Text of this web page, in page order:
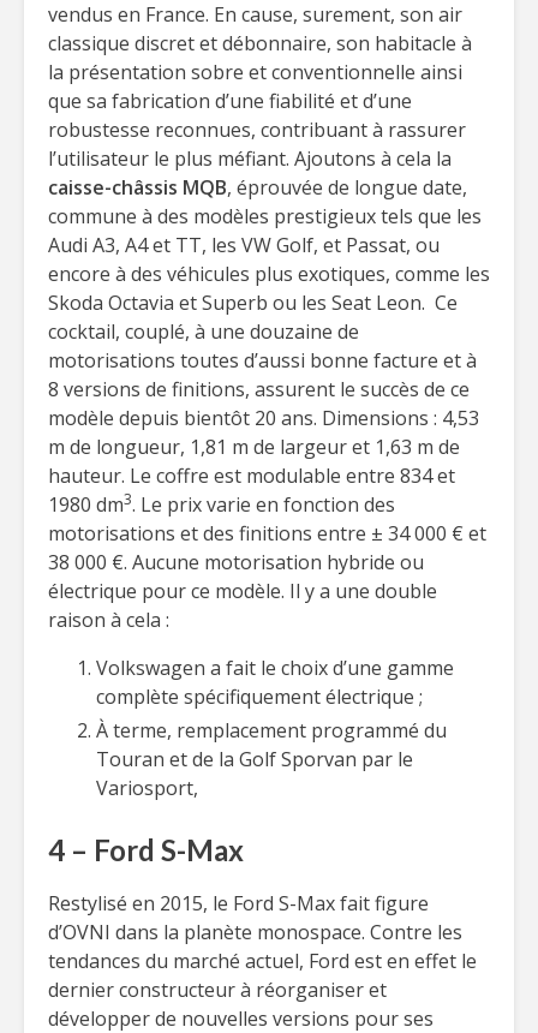
vendus en France. En cause, surement, son air
classique discret et débonnaire, son habitacle à
la présentation sobre et conventionnelle ainsi
que sa fabrication d’une fiabilité et d’une
robustesse reconnues, contribuant à rassurer
l’utilisateur le plus méfiant. Ajoutons à cela la
caisse-châssis MQB, éprouvée de longue date,
commune à des modèles prestigieux tels que les
Audi A3, A4 et TT, les VW Golf, et Passat, ou
encore à des véhicules plus exotiques, comme les
Skoda Octavia et Superb ou les Seat Leon. Ce
cocktail, couplé, à une douzaine de
motorisations toutes d’aussi bonne facture et à
8 versions de finitions, assurent le succès de ce
modèle depuis bientôt 20 ans. Dimensions : 4,53
m de longueur, 1,81 m de largeur et 1,63 m de
hauteur. Le coffre est modulable entre 834 et
1980 dm3. Le prix varie en fonction des
motorisations et des finitions entre ± 34 000 € et
38 000 €. Aucune motorisation hybride ou
électrique pour ce modèle. Il y a une double
raison à cela :
Volkswagen a fait le choix d’une gamme
complète spécifiquement électrique ;
À terme, remplacement programmé du
Touran et de la Golf Sporvan par le
Variosport,
4 – Ford S-Max
Restylisé en 2015, le Ford S-Max fait figure
d’OVNI dans la planète monospace. Contre les
tendances du marché actuel, Ford est en effet le
dernier constructeur à réorganiser et
développer de nouvelles versions pour ses